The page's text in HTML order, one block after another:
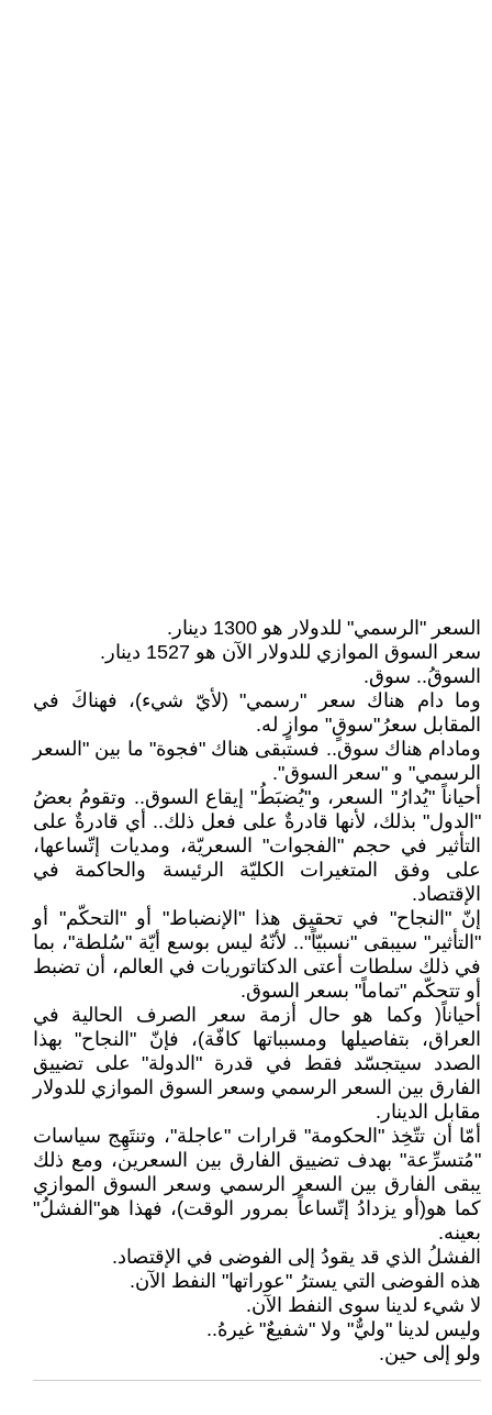
السعر "الرسمي" للدولار هو 1300 دينار.
سعر السوق الموازي للدولار الآن هو 1527 دينار.
السوقُ.. سوق.
وما دام هناك سعر "رسمي" (لأيّ شيء)، فهناكَ في
المقابل سعرُ"سوقٍ" موازٍ له.
ومادام هناك سوق.. فستبقى هناك "فجوة" ما بين "السعر
الرسمي" و "سعر السوق".
أحياناً "يُدارُ" السعر، و"يُضبَطُ" إيقاع السوق.. وتقومُ بعضُ
"الدول" بذلك، لأنها قادرةٌ على فعل ذلك.. أي قادرةٌ على
التأثير في حجم "الفجوات" السعريّة، ومديات إتّساعها،
على وفق المتغيرات الكليّة الرئيسة والحاكمة في
الإقتصاد.
إنّ "النجاح" في تحقيق هذا "الإنضباط" أو "التحكّم" أو
"التأثير" سيبقى "نسبيّاً".. لأنّهُ ليس بوسع أيّة "سُلطة"، بما
في ذلك سلطات أعتى الدكتاتوريات في العالم، أن تضبط
أو تتحكّم "تماماً" بسعر السوق.
أحياناً( وكما هو حال أزمة سعر الصرف الحالية في
العراق، بتفاصيلها ومسبباتها كافّة)، فإنّ "النجاح" بهذا
الصدد سيتجسّد فقط في قدرة "الدولة" على تضييق
الفارق بين السعر الرسمي وسعر السوق الموازي للدولار
مقابل الدينار.
أمّا أن تتّخِذ "الحكومة" قرارات "عاجلة"، وتنتَهِج سياسات
"مُتسرِّعة" بهدف تضييق الفارق بين السعرين، ومع ذلك
يبقى الفارق بين السعر الرسمي وسعر السوق الموازي
كما هو(أو يزدادُ إتّساعاً بمرور الوقت)، فهذا هو"الفشلُ"
بعينه.
الفشلُ الذي قد يقودُ إلى الفوضى في الإقتصاد.
هذه الفوضى التي يسترُ "عوراتها" النفط الآن.
لا شيء لدينا سوى النفط الآن.
وليس لدينا "وليٌّ" ولا "شفيعٌ" غيرهُ..
ولو إلى حين.